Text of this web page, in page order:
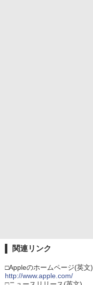
関連リンク
□Appleのホームページ(英文)
http://www.apple.com/